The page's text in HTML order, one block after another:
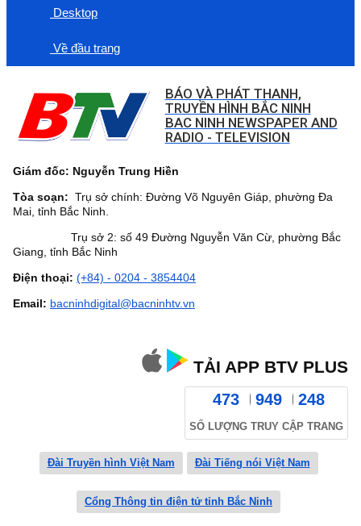
Desktop
Về đầu trang
BÁO VÀ PHÁT THANH,
TRUYỀN HÌNH BẮC NINH
BAC NINH NEWSPAPER AND
RADIO - TELEVISION
Giám đốc: Nguyễn Trung Hiền
Tòa soạn: Trụ sở chính: Đường Võ Nguyên Giáp, phường Đa
Mai, tỉnh Bắc Ninh.
Trụ sở 2: số 49 Đường Nguyễn Văn Cừ, phường Bắc
Giang, tỉnh Bắc Ninh
Điện thoại: (+84) - 0204 - 3854404
Email: bacninhdigital@bacninhtv.vn
TẢI APP BTV PLUS
473 949 248
SỐ LƯỢNG TRUY CẬP TRANG
Đài Truyền hình Việt Nam Đài Tiếng nói Việt Nam
Cổng Thông tin điện tử tỉnh Bắc Ninh